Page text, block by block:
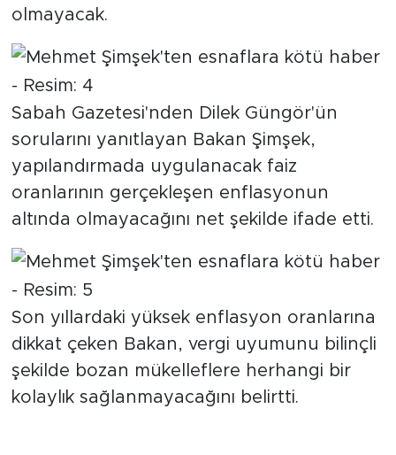
olmayacak.
Sabah Gazetesi'nden Dilek Güngör'ün
sorularını yanıtlayan Bakan Şimşek,
yapılandırmada uygulanacak faiz
oranlarının gerçekleşen enflasyonun
altında olmayacağını net şekilde ifade etti.
Son yıllardaki yüksek enflasyon oranlarına
dikkat çeken Bakan, vergi uyumunu bilinçli
şekilde bozan mükelleflere herhangi bir
kolaylık sağlanmayacağını belirtti.